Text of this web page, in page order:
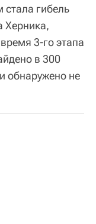
гибель
Херника,
3-го этапа
в 300
обнаружено не